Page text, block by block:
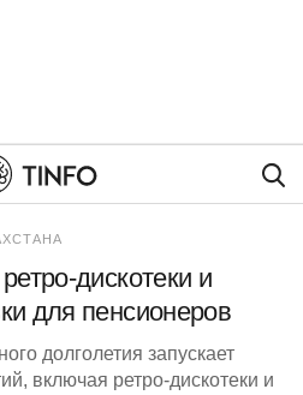
дискотеки и
для пенсионеров
долголетия запускает
включая ретро-дискотеки и